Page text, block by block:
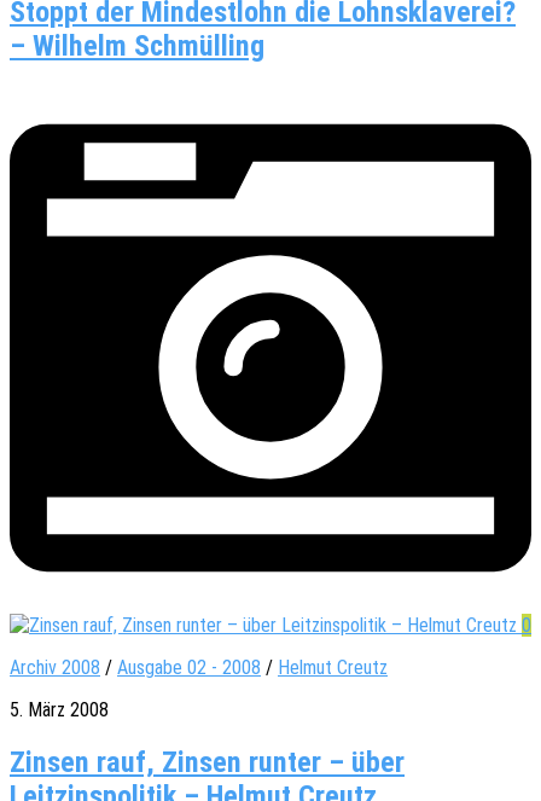
Stoppt der Mindestlohn die Lohnsklaverei?
– Wilhelm Schmülling
0
Archiv 2008 / Ausgabe 02 - 2008 / Helmut Creutz
5. März 2008
Zinsen rauf, Zinsen runter – über